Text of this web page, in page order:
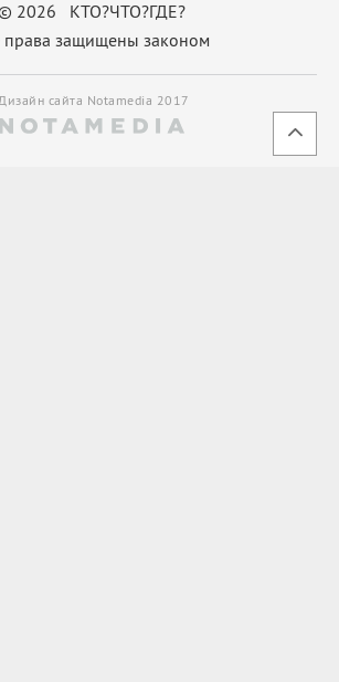
2026 КТО?ЧТО?ГДЕ?
права защищены законом
Дизайн сайта Notamedia 2017